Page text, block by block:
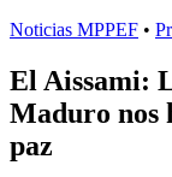
Noticias MPPEF •
El Aissami:
Maduro nos
paz